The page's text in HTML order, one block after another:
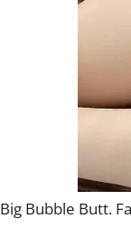
Big Bubble Butt.